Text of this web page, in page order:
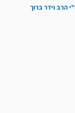
הרב וידר ברוך